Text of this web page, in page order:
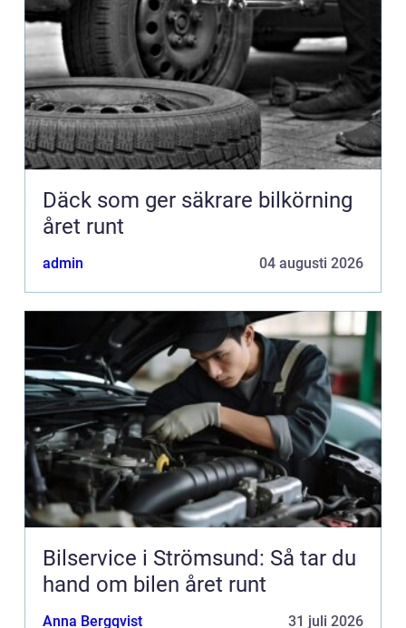
Däck som ger säkrare bilkörning
året runt
admin 04 augusti 2026
Bilservice i Strömsund: Så tar du
hand om bilen året runt
Anna Bergqvist 31 juli 2026